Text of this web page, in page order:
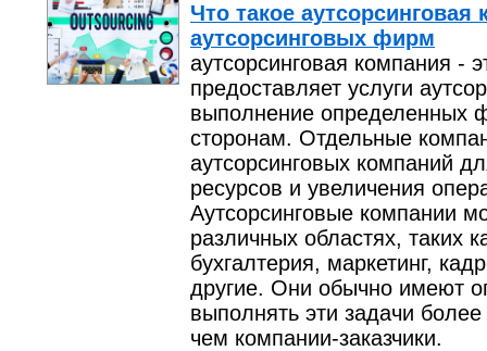
Что такое
аутсорсинговых фирм
аутсорсинговая компания -
предоставляет услуги
выполнение определенных
сторонам. Отдельные
аутсорсинговых компаний
ресурсов и увеличения
Аутсорсинговые компании
различных областях, таких
бухгалтерия, маркетинг,
другие. Они обычно имеют
выполнять эти задачи
чем компании-заказчики.